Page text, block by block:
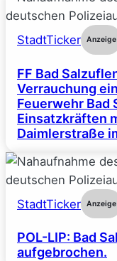
StadtTicker Anzeige
FF Bad
Verrauchung
Feuerwehr Bad
Einsatzkräften
Daimlerstraße
StadtTicker Anzeige
POL-LIP: Bad
aufgebrochen.